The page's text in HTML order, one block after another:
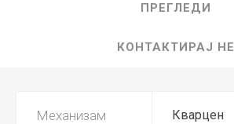
ПРЕГЛЕДИ
КОНТАКТИРАЈ НЕ
Механизам Кварцен